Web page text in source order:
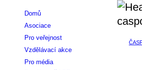
Domů
Asociace
Pro veřejnost
Vzdělávací akce
Pro média